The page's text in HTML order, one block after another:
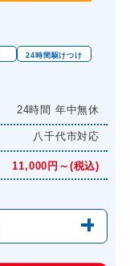
24時間駆けつけ
24時間 年中無休
八千代市対応
11,000円～(税込)